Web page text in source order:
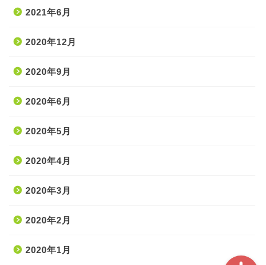
2021年6月
2020年12月
2020年9月
2020年6月
2020年5月
2020年4月
2020年3月
2020年2月
2020年1月